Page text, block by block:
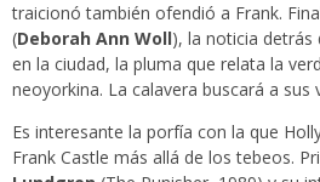
traicionó también ofendió a Frank.
(Deborah Ann Woll), la noticia detrás
en la ciudad, la pluma que relata la
neoyorkina. La calavera buscará a sus
Es interesante la porfía con la que
Frank Castle más allá de los tebeos.